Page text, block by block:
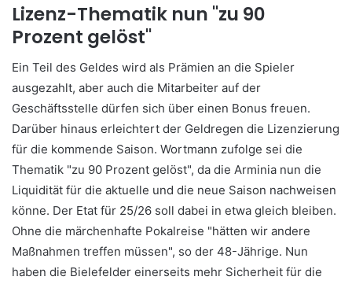
Lizenz-Thematik nun "zu 90
Prozent gelöst"
Ein Teil des Geldes wird als Prämien an die Spieler
ausgezahlt, aber auch die Mitarbeiter auf der
Geschäftsstelle dürfen sich über einen Bonus freuen.
Darüber hinaus erleichtert der Geldregen die Lizenzierung
für die kommende Saison. Wortmann zufolge sei die
Thematik "zu 90 Prozent gelöst", da die Arminia nun die
Liquidität für die aktuelle und die neue Saison nachweisen
könne. Der Etat für 25/26 soll dabei in etwa gleich bleiben.
Ohne die märchenhafte Pokalreise "hätten wir andere
Maßnahmen treffen müssen", so der 48-Jährige. Nun
haben die Bielefelder einerseits mehr Sicherheit für die